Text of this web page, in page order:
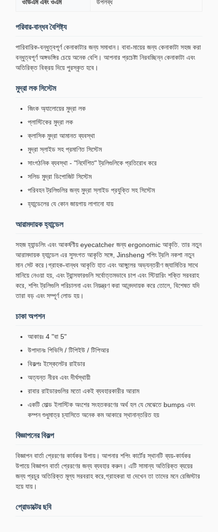
ওডিএম এবং ওএম উপলব্ধ
পরিবার-বান্ধব বৈশিষ্ট্য
পারিবারিক-বন্ধুত্বপূর্ণ কেনাকাটার জন্য সমাধান। বাবা-মায়ের জন্য কেনাকাটা সহজ করা
বন্ধুত্বপূর্ণ অঙ্গভঙ্গির চেয়ে অনেক বেশি। আপনার প্রচেষ্টা নিরবচ্ছিন্ন কেনাকাটা এবং
অতিরিক্ত বিক্রয় দিয়ে পুরস্কৃত হবে।
মুদ্রা লক সিস্টেম
জিংক অ্যালোয়ের মুদ্রা লক
প্লাস্টিকের মুদ্রা লক
ক্লাসিক মুদ্রা আমানত ব্যবস্থা
মুদ্রা স্লাইড সহ প্রমাণিত সিস্টেম
সাংগঠনিক ব্যবস্থা - "নির্দেশিত" ট্রলিগুলিকে প্রতিরোধ করে
সলিড মুদ্রা ডিপোজিট সিস্টেম
পরিবহন ট্রলিগুলির জন্য মুদ্রা স্লাইড প্রযুক্তি সহ সিস্টেম
হ্যান্ডেলের যে কোন জায়গায় লাগানো যায়
আরামদায়ক হ্যান্ডেল
সহজ হ্যান্ডলিং এবং আকর্ষণীয় eyecatcher জন্য ergonomic আকৃতি. তার নতুন
আরামদায়ক হ্যান্ডেল এর সুসংগত আকৃতি সঙ্গে, Jinsheng শপিং ট্রলি নকশা নতুন
মান সেট করে।গ্রাহক-বান্ধব আকৃতি হাত এবং আঙ্গুলের অভ্যন্তরীণ জ্যামিতির সাথে
মানিয়ে নেওয়া হয়, এবং ট্রান্সফারগুলি সর্বোত্তমভাবে চাপ এবং স্টিয়ারিং শক্তি সরবরাহ
করে, শপিং ট্রলিগুলি পরিচালনা এবং নিয়ন্ত্রণ করা আনন্দদায়ক করে তোলে, বিশেষত যদি
তারা বড় এবং সম্পূর্ণ লোড হয়।
চাকা অপশন
আকারঃ 4 "বা 5"
উপাদানঃ পিভিসি / টিপিইউ / টিপিআর
বিকল্পঃ ইস্কেলেটর রাইডার
অত্যন্ত নীরব এবং দীর্ঘস্থায়ী
রাবার রাইডারগুলির মতো একই ব্যবহারকারীর আরাম
একটি মোল্ড ইলাস্টিক অংশের সংহতকরণের অর্থ হল যে মেঝেতে bumps এবং
কম্পন শুধুমাত্র চ্যাসিতে অনেক কম আকারে স্থানান্তরিত হয়
বিজ্ঞাপনের বিকল্প
বিজ্ঞাপন বার্তা প্রেরণের কার্যকর উপায়। আপনার শপিং কার্টের স্থানটি ব্যয়-কার্যকর
উপায়ে বিজ্ঞাপন বার্তা প্রেরণের জন্য ব্যবহার করুন। এটি সামান্য অতিরিক্ত ব্যয়ের
জন্য প্রচুর অতিরিক্ত মূল্য সরবরাহ করে,গ্রাহকরা যা দেখেন তা তাদের মনে রেজিস্টার
হয়ে যায়।
প্রোডাক্টের ছবি